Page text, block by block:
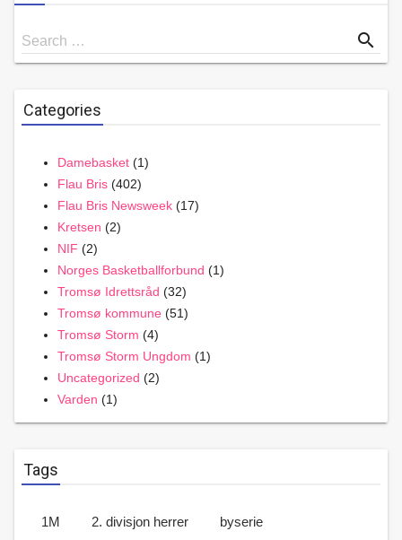
Search
for
Search … search
Categories
Damebasket (1)
Flau Bris (402)
Flau Bris Newsweek (17)
Kretsen (2)
NIF (2)
Norges Basketballforbund (1)
Tromsø Idrettsråd (32)
Tromsø kommune (51)
Tromsø Storm (4)
Tromsø Storm Ungdom (1)
Uncategorized (2)
Varden (1)
Tags
1M 2. divisjon herrer byserie